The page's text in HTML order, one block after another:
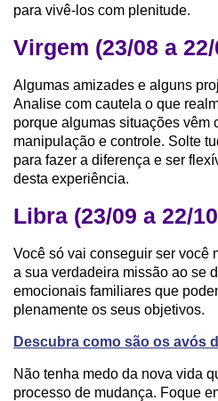
para vivê-los com plenitude.
Virgem (23/08 a 22/
Algumas amizades e alguns
Analise com cautela o que
porque algumas situações vêm
manipulação e controle. Solte
para fazer a diferença e ser
desta experiência.
Libra (23/09 a 22/
Você só vai conseguir ser você
a sua verdadeira missão ao se
emocionais familiares que
plenamente os seus objetivos.
Descubra como são os avós
Não tenha medo da nova vida
processo de mudança. Foque